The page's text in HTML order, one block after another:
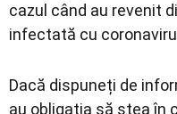
cazul când au revenit
infectată cu
Dacă dispuneți de
au obligația să stea în